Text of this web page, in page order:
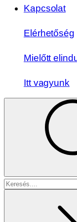
Kapcsolat
Elérhetőség
Mielőtt
Itt vagyunk
Search